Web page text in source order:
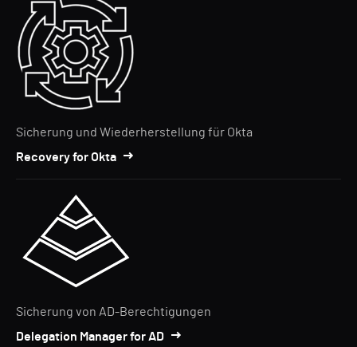
Sicherung und Wiederherstellung für Okta
Recovery for Okta
Sicherung von AD-Berechtigungen
Delegation Manager for AD